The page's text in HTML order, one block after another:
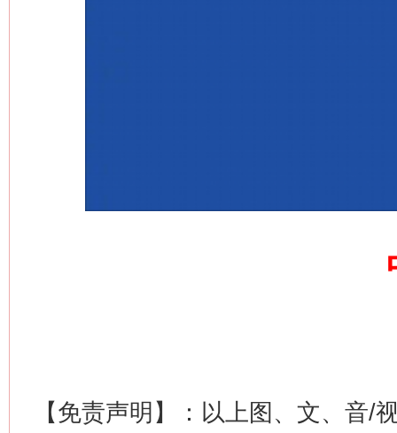
【免责声明】：以上图、文、音/